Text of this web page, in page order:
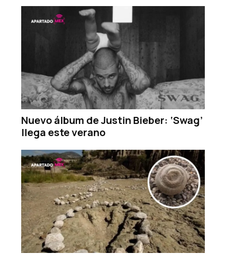
Nuevo álbum de Justin Bieber: ‘Swag’
llega este verano